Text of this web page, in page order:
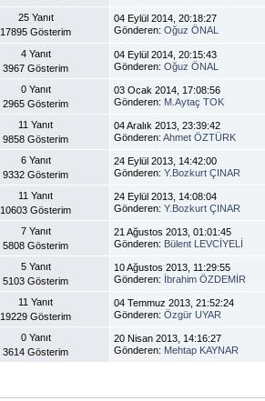
25 Yanıt
17895 Gösterim
04 Eylül 2014, 20:18:27
Gönderen:Oğuz ÖNAL
4 Yanıt
3967 Gösterim
04 Eylül 2014, 20:15:43
Gönderen:Oğuz ÖNAL
0 Yanıt
2965 Gösterim
03 Ocak 2014, 17:08:56
Gönderen: M.Aytaç TOK
11 Yanıt
9858 Gösterim
04 Aralık 2013, 23:39:42
Gönderen:Ahmet ÖZTÜRK
6 Yanıt
9332 Gösterim
24 Eylül 2013, 14:42:00
Gönderen:Y.Bozkurt ÇINAR
11 Yanıt
10603 Gösterim
24 Eylül 2013, 14:08:04
Gönderen:Y.Bozkurt ÇINAR
7 Yanıt
5808 Gösterim
21 Ağustos 2013, 01:01:45
Gönderen: Bülent LEVCİYELİ
5 Yanıt
5103 Gösterim
10 Ağustos 2013, 11:29:55
Gönderen: İbrahim ÖZDEMİR
11 Yanıt
19229 Gösterim
04 Temmuz 2013, 21:52:24
Gönderen:Özgür UYAR
0 Yanıt
3614 Gösterim
20 Nisan 2013, 14:16:27
Gönderen: Mehtap KAYNAR